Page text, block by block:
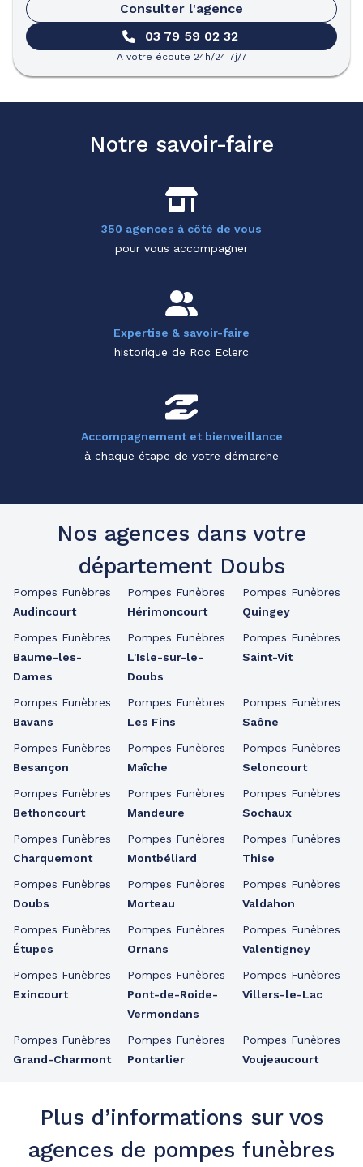
Consulter l'agence
03 79 59 02 32
A votre écoute 24h/24 7j/7
Notre savoir-faire
350 agences à côté de vous
pour vous accompagner
Expertise & savoir-faire
historique de Roc Eclerc
Accompagnement et bienveillance
à chaque étape de votre démarche
Nos agences dans votre
département Doubs
Pompes Funèbres
Audincourt
Pompes Funèbres
Baume-les-
Dames
Pompes Funèbres
Bavans
Pompes Funèbres
Besançon
Pompes Funèbres
Bethoncourt
Pompes Funèbres
Charquemont
Pompes Funèbres
Doubs
Pompes Funèbres
Étupes
Pompes Funèbres
Exincourt
Pompes Funèbres
Grand-Charmont
Pompes Funèbres
Hérimoncourt
Pompes Funèbres
L'Isle-sur-le-
Doubs
Pompes Funèbres
Les Fins
Pompes Funèbres
Maîche
Pompes Funèbres
Mandeure
Pompes Funèbres
Montbéliard
Pompes Funèbres
Morteau
Pompes Funèbres
Ornans
Pompes Funèbres
Pont-de-Roide-
Vermondans
Pompes Funèbres
Pontarlier
Pompes Funèbres
Quingey
Pompes Funèbres
Saint-Vit
Pompes Funèbres
Saône
Pompes Funèbres
Seloncourt
Pompes Funèbres
Sochaux
Pompes Funèbres
Thise
Pompes Funèbres
Valdahon
Pompes Funèbres
Valentigney
Pompes Funèbres
Villers-le-Lac
Pompes Funèbres
Voujeaucourt
Plus d’informations sur vos
agences de pompes funèbres